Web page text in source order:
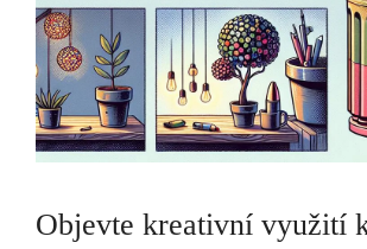
Objevte kreativní využití